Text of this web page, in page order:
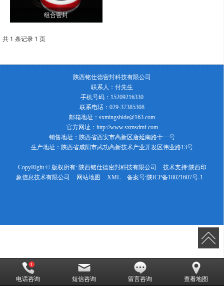
组合密封
共 1 条记录 1 页
陕西铭仕德密封科技有限公司
联系人：付先生
手机号码：15209216330
联系电话：029-37385308
邮箱地址：sxmingshide@163.com
官方网址：http://www.sxmsdmf.com
销售地址：陕西省西安市高新区唐延南路十一号
生产地址：陕西省咸阳市武功高新技术产业开发区伟业路13号
CopyRight © 版权所有: 陕西铭仕德密封科技有限公司 技术支持:陕西印
象信息技术有限公司
网站地图 XML 备案号:陕ICP备18021607号-1
电话咨询 短信咨询 留言咨询 查看地图